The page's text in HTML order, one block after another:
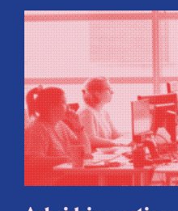
prijs van een huis
tienduizenden
wordt door
vastgoedpartijen
uit onderzoek van
labels vallen op
groenere labelletter.